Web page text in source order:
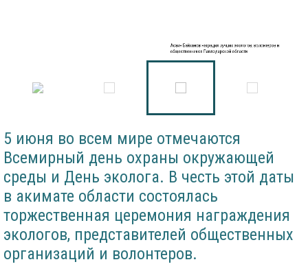
Асаин Байханов наградил лучших экологов, волонтеров и
общественников Павлодарской области
5 июня во всем мире отмечаются
Всемирный день охраны окружающей
среды и День эколога. В честь этой даты
в акимате области состоялась
торжественная церемония награждения
экологов, представителей общественных
организаций и волонтеров.